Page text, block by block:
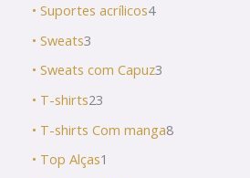
• Suportes acrílicos4
• Sweats3
• Sweats com Capuz3
• T-shirts23
• T-shirts Com manga8
• Top Alças1